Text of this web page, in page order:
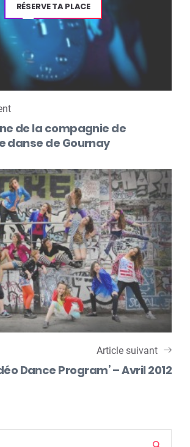
de la compagnie de
danse de Gournay
Article suivant
Dance Program’ – Avril 2012
RÉSERVE TA PLACE